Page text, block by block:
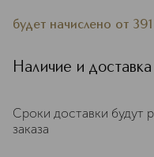
будет начислено от 391
Наличие и доставка
Сроки доставки будут
заказа